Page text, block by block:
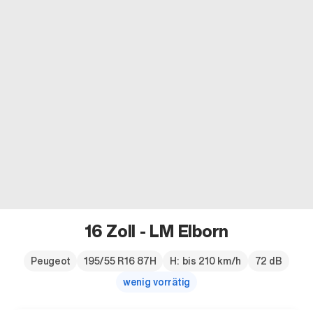
Der neue BMW X5.
Geschaffen, um vorauszugehen.
16 Zoll - LM Elborn
Peugeot 195/55 R16 87H H: bis 210 km/h
72 dB
wenig vorrätig